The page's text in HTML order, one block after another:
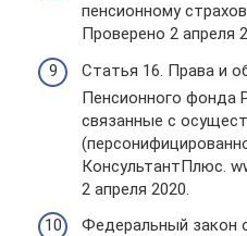
пенсионному
Проверено 2 апреля
Статья 16. Права и
Пенсионного фонда
связанные с
КонсультантПлюс.
2 апреля 2020.
Федеральный закон